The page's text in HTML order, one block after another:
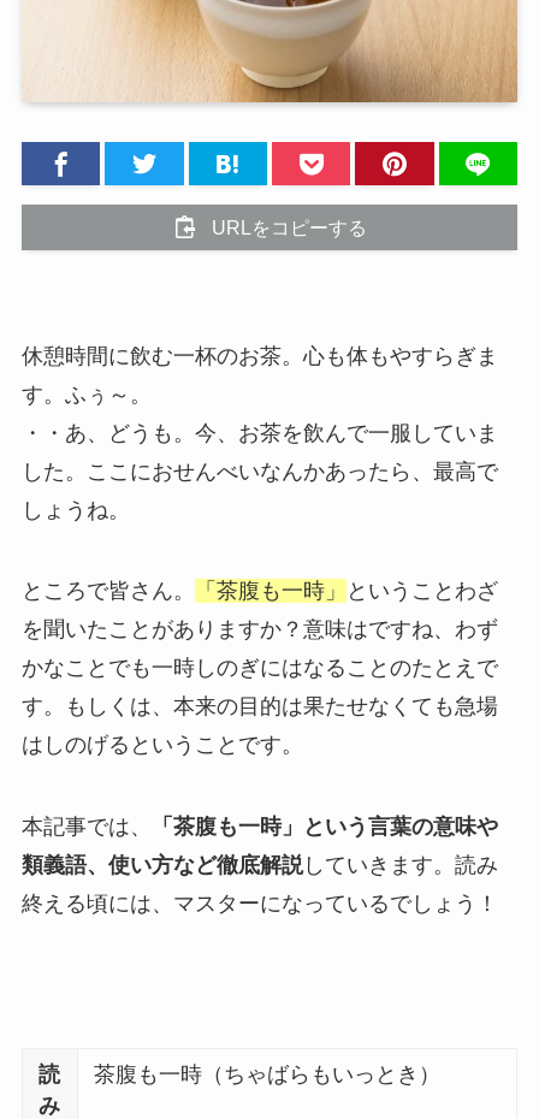
URLをコピーする
休憩時間に飲む一杯のお茶。心も体もやすらぎま
す。ふぅ～。
・・あ、どうも。今、お茶を飲んで一服していま
した。ここにおせんべいなんかあったら、最高で
しょうね。
ところで皆さん。 「茶腹も一時」
ということわざ
を聞いたことがありますか？意味はですね、 わず
かなことでも一時しのぎにはなることのたとえで
す。
もしくは、 本来の目的は果たせなくても急場
はしのげる ということです。
本記事では、
「茶腹も一時」という言葉の意味や
類義語、使い方など徹底解説していきます。読み
終える頃には、マスターになっているでしょう！
読
み
茶腹も一時（ちゃばらもいっとき）